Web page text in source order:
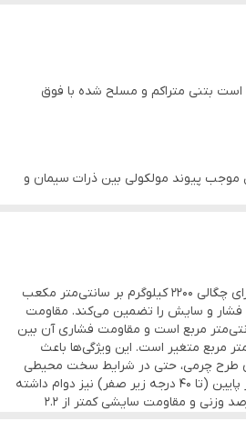
بتنی متراکم و مسلح شده با فوق
پیوند مولکولی بین ذرات سیمان و
چسبندگی به کف جز ملزومات این نوع
بوده و مناسب زرت واره های سنگی
با کیفیت های عالی درجه یک خارجی به این
از لحاظ فنی، این موزاییک دارای چگالی ۲۲۰۰ کیلوگرم بر سانتی‌متر مکعب
فشار و سایش را تضمین می‌کند. مقاومت
بر سانتی‌متر مربع است و مقاومت فشاری آن بین
سانتی‌متر مربع متغیر است. این ویژگی‌ها باعث
طرح چرمی، حتی در شرایط سخت محیطی
مانند یخبندان و دمای بسیار پایین (تا ۴۰ درجه زیر صفر) نیز دوام داشته
باشد. با نفوذ آب کمتر از ۲ درصد وزنی و مقاومت سایشی کمتر از ۲.۲